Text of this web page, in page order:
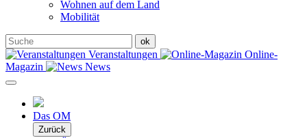
Wohnen auf dem Land
Mobilität
Veranstaltungen
Online-
Magazin
News
Das OM
Zurück